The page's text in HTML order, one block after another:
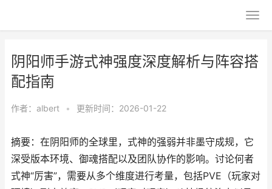
阴阳师手游式神强度深度解析与阵容搭
配指南
作者： albert • 更新时间：2026-01-22
摘要：在阴阳师的全球里，式神的强弱并非墨守成规，它
深受版本环境、御魂搭配以及团队协作的影响。讨论何者
式神“厉害”，需要从多个维度进行考量，包括PVE（玩家对